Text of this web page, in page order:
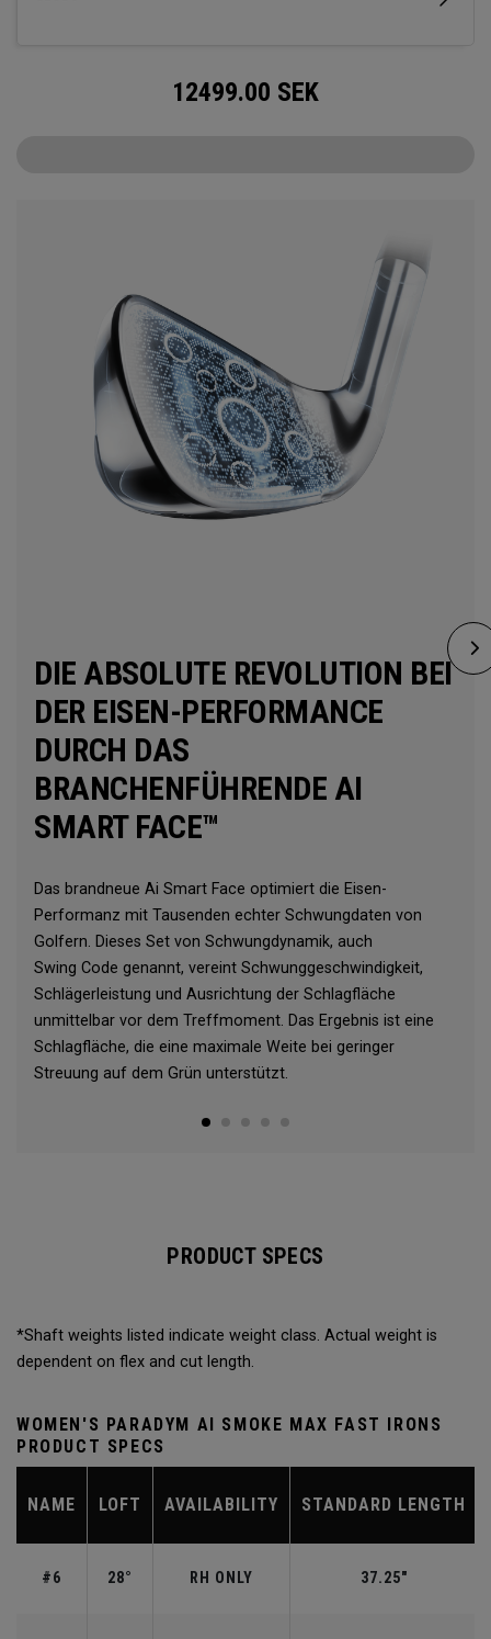
12499.00 SEK
DIE ABSOLUTE REVOLUTION BEI
DER EISEN-PERFORMANCE
DURCH DAS
BRANCHENFÜHRENDE AI
SMART FACE™
Das brandneue Ai Smart Face optimiert die Eisen-
Performanz mit Tausenden echter Schwungdaten von
Golfern. Dieses Set von Schwungdynamik, auch
Swing Code genannt, vereint Schwunggeschwindigkeit,
Schlägerleistung und Ausrichtung der Schlagfläche
unmittelbar vor dem Treffmoment. Das Ergebnis ist eine
Schlagfläche, die eine maximale Weite bei geringer
Streuung auf dem Grün unterstützt.
PRODUCT SPECS
*Shaft weights listed indicate weight class. Actual weight is
dependent on flex and cut length.
WOMEN'S PARADYM AI SMOKE MAX FAST IRONS
PRODUCT SPECS
NAME LOFT AVAILABILITY STANDARD LENGTH
#6 28° RH ONLY 37.25"